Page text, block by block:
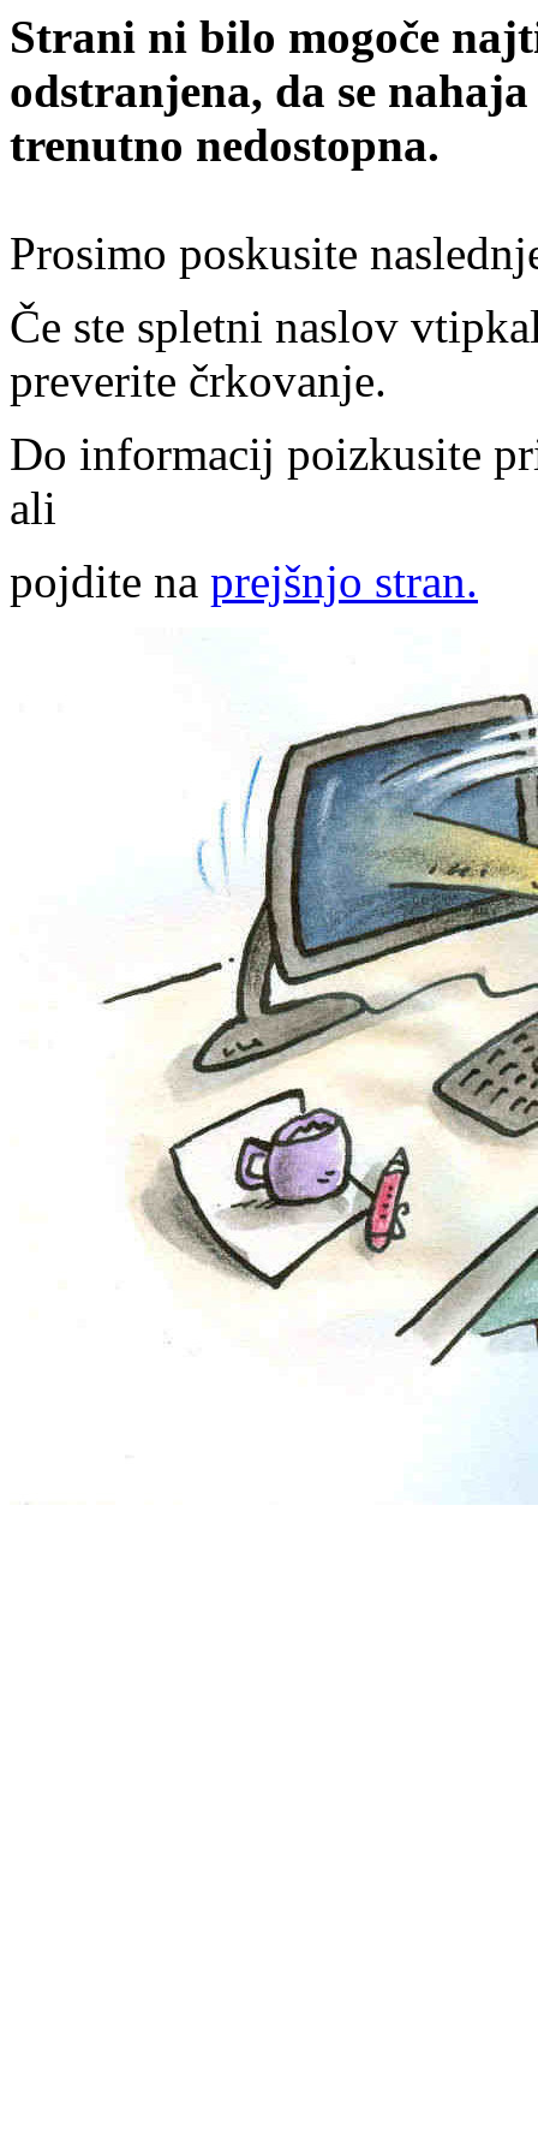
Strani ni bilo mogoče
odstranjena, da se
trenutno nedostopna.
Prosimo poskusite
Če ste spletni naslov
preverite črkovanje.
Do informacij poizkusite
ali
pojdite na prejšnjo stran.